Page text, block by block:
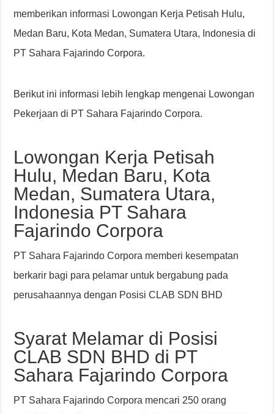
memberikan informasi Lowongan Kerja Petisah Hulu,
Medan Baru, Kota Medan, Sumatera Utara, Indonesia di
PT Sahara Fajarindo Corpora.
Berikut ini informasi lebih lengkap mengenai Lowongan
Pekerjaan di PT Sahara Fajarindo Corpora.
Lowongan Kerja Petisah
Hulu, Medan Baru, Kota
Medan, Sumatera Utara,
Indonesia PT Sahara
Fajarindo Corpora
PT Sahara Fajarindo Corpora memberi kesempatan
berkarir bagi para pelamar untuk bergabung pada
perusahaannya dengan Posisi CLAB SDN BHD
Syarat Melamar di Posisi
CLAB SDN BHD di PT
Sahara Fajarindo Corpora
PT Sahara Fajarindo Corpora mencari 250 orang